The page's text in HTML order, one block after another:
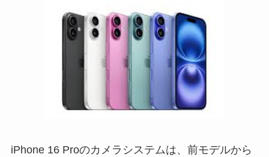
iPhone 16 Proのカメラシステムは、前モデルから